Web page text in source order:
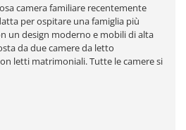
camera familiare recentemente
per ospitare una famiglia più
un design moderno e mobili di alta
da due camere da letto
letti matrimoniali. Tutte le camere si